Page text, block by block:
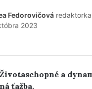
Fedorovičová
2023
a
ťažba.